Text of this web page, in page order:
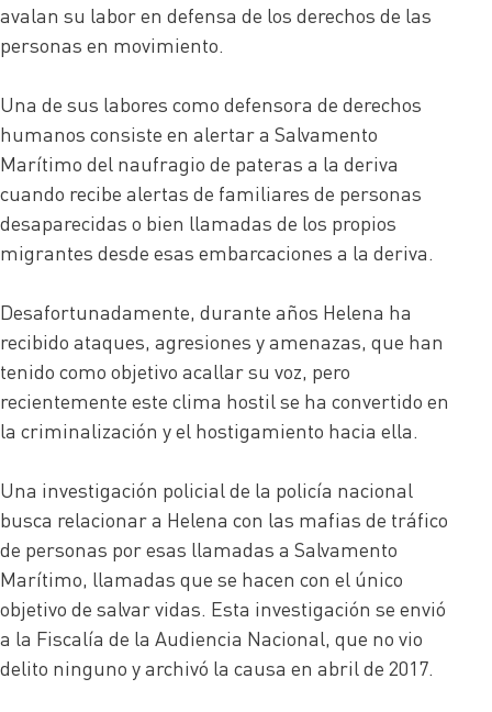
avalan su labor en defensa de los derechos de las
personas en movimiento.
Una de sus labores como defensora de derechos
humanos consiste en alertar a Salvamento
Marítimo del naufragio de pateras a la deriva
cuando recibe alertas de familiares de personas
desaparecidas o bien llamadas de los propios
migrantes desde esas embarcaciones a la deriva.
Desafortunadamente, durante años Helena ha
recibido ataques, agresiones y amenazas, que han
tenido como objetivo acallar su voz, pero
recientemente este clima hostil se ha convertido en
la criminalización y el hostigamiento hacia ella.
Una investigación policial de la policía nacional
busca relacionar a Helena con las mafias de tráfico
de personas por esas llamadas a Salvamento
Marítimo, llamadas que se hacen con el único
objetivo de salvar vidas. Esta investigación se envió
a la Fiscalía de la Audiencia Nacional, que no vio
delito ninguno y archivó la causa en abril de 2017.